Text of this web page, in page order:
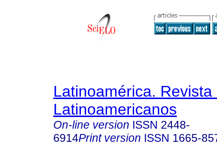
Latinoamérica.
Latinoamericanos
On-line version ISSN 2448-
6914Print version ISSN 1665-